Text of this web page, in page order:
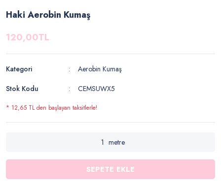
Haki Aerobin Kumaş
120,00TL
Kategori
Aerobin Kumaş
Stok Kodu
CEMSUWX5
* 12,65 TL den başlayan taksitlerle!
metre
SEPETE EKLE